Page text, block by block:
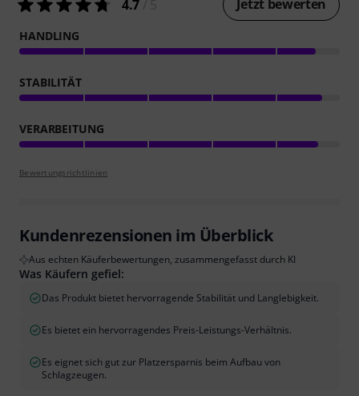
4.7 Jetzt bewerten
HANDLING
STABILITÄT
VERARBEITUNG
Bewertungsrichtlinien
Kundenrezensionen im Überblick
Aus echten Käuferbewertungen, zusammengefasst durch KI
Was Käufern gefiel:
Das Produkt bietet hervorragende Stabilität und Langlebigkeit.
Es bietet ein hervorragendes Preis-Leistungs-Verhältnis.
Es eignet sich gut zur Platzersparnis beim Aufbau von
Schlagzeugen.